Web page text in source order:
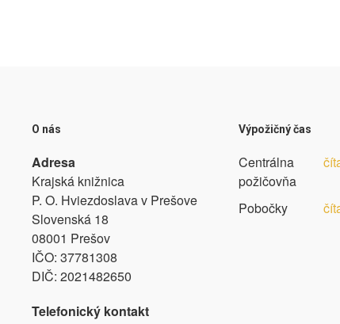
O nás
Adresa
Krajská knižnica
P. O. Hviezdoslava v Prešove
Slovenská 18
08001 Prešov
IČO: 37781308
DIČ: 2021482650
Telefonický kontakt
Výpožičný čas
Centrálna
požičovňa
Pobočky